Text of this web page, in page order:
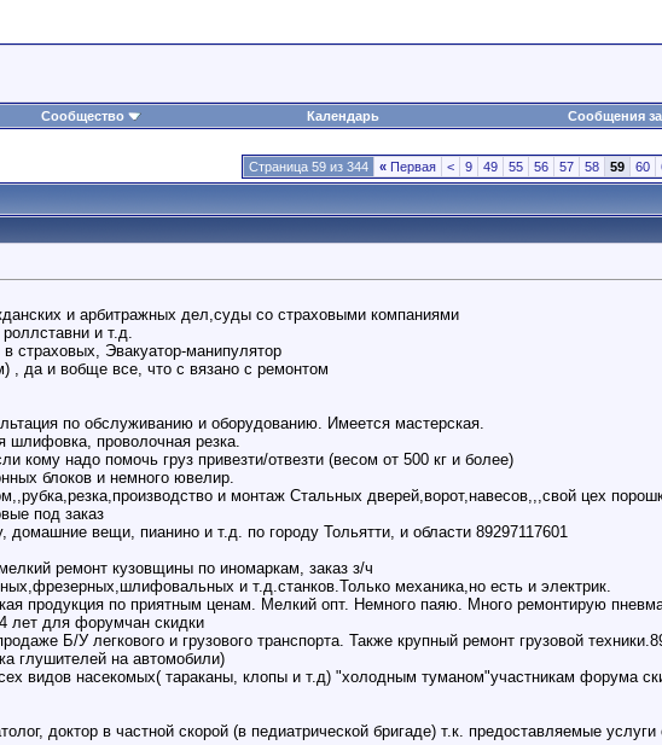
Сообщество Календарь Сообщения
Страница 59 из 344 « Первая < 9 49 55 56 57 58 59 60
и арбитражных дел,суды со страховыми компаниями
и т.д.
страховых, Эвакуатор-манипулятор
, да и вобще все, что с вязано с ремонтом
по обслуживанию и оборудованию. Имеется мастерская.
шлифовка, проволочная резка.
кому надо помочь груз привезти/отвезти (весом от 500 кг и более)
блоков и немного ювелир.
и монтаж Стальных дверей,ворот,навесов,,,свой цех
под заказ
вещи, пианино и т.д. по городу Тольятти, и области 89297117601
ремонт кузовщины по иномаркам, заказ з/ч
и т.д.станков.Только механика,но есть и электрик.
продукция по приятным ценам. Мелкий опт. Немного паяю. Много ремонтирую
лет для форумчан скидки
Б/У легкового и грузового транспорта. Также крупный ремонт грузовой
глушителей на автомобили)
видов насекомых( тараканы, клопы и т.д) "холодным туманом"участникам форума
доктор в частной скорой (в педиатрической бригаде) т.к. предоставляемые